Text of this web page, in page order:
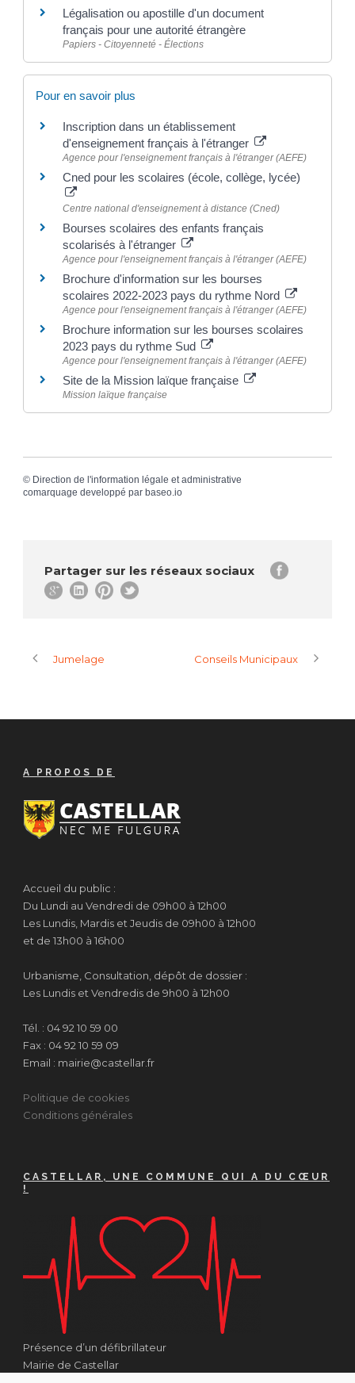
Légalisation ou apostille d'un document
français pour une autorité étrangère
Papiers - Citoyenneté - Élections
Pour en savoir plus
Inscription dans un établissement
d'enseignement français à l'étranger
Agence pour l'enseignement français à l'étranger (AEFE)
Cned pour les scolaires (école, collège, lycée)
Centre national d'enseignement à distance (Cned)
Bourses scolaires des enfants français
scolarisés à l'étranger
Agence pour l'enseignement français à l'étranger (AEFE)
Brochure d'information sur les bourses
scolaires 2022-2023 pays du rythme Nord
Agence pour l'enseignement français à l'étranger (AEFE)
Brochure information sur les bourses scolaires
2023 pays du rythme Sud
Agence pour l'enseignement français à l'étranger (AEFE)
Site de la Mission laïque française
Mission laïque française
© Direction de l'information légale et administrative
comarquage developpé par baseo.io
Partager sur les réseaux sociaux
Jumelage Conseils Municipaux
A PROPOS DE
Accueil du public :
Du Lundi au Vendredi de 09h00 à 12h00
Les Lundis, Mardis et Jeudis de 09h00 à 12h00
et de 13h00 à 16h00
Urbanisme, Consultation, dépôt de dossier :
Les Lundis et Vendredis de 9h00 à 12h00
Tél. : 04 92 10 59 00
Fax : 04 92 10 59 09
Email : mairie@castellar.fr
Politique de cookies
Conditions générales
CASTELLAR, UNE COMMUNE QUI A DU CŒUR
!
Présence d’un défibrillateur
Mairie de Castellar